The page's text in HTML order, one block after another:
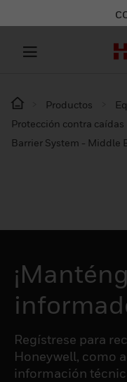
Productos
Protección contra caídas
Barrier System - Middle
Regístrese para
Honeywell, como
información